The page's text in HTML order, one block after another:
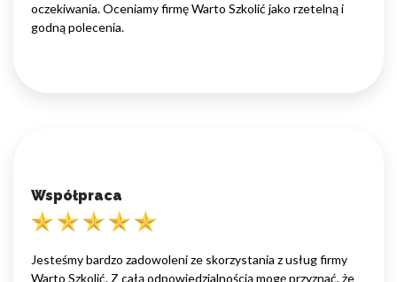
oczekiwania. Oceniamy firmę Warto Szkolić jako rzetelną i
godną polecenia.
Współpraca
Jesteśmy bardzo zadowoleni ze skorzystania z usług firmy
Warto Szkolić. Z całą odpowiedzialnością mogę przyznać, że